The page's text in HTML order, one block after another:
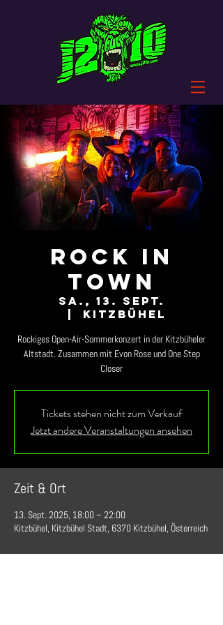
ROCK IN
TOWN
Sa., 13. Sept.
Kitzbühel
Rockiges Open-Air-Sommerkonzert in der Kitzbüheler
Altstadt. Zusammen mit Evon Rose und One Step
Closer
Tickets stehen nicht zum Verkauf
Jetzt andere Veranstaltungen ansehen
Zeit & Ort
13. Sept. 2025, 18:00 – 22:00
Kitzbühel, Kitzbühel Stadt, 6370 Kitzbühel, Österreich